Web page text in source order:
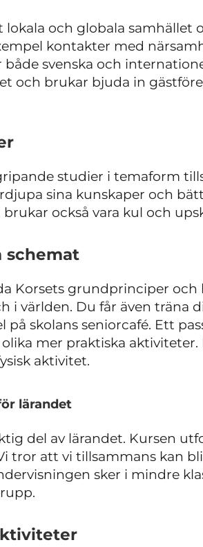
och globala samhället
kontakter med
svenska och
och brukar bjuda in
studier i temaform
sina kunskaper och
också vara kul och
schemat
Korsets grundprinciper
i världen. Du får även träna
skolans seniorcafé. Ett
mer praktiska
aktivitet.
lärandet
del av lärandet. Kursen
tror att vi tillsammans kan
sker i mindre